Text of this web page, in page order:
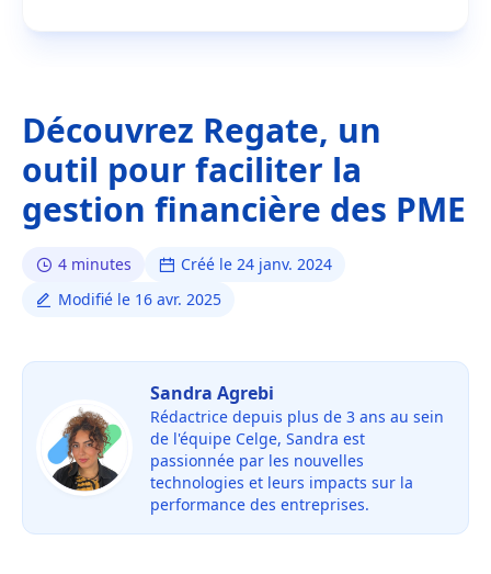
Découvrez Regate, un
outil pour faciliter la
gestion financière des PME
4 minutes
Créé le 24 janv. 2024
Modifié le 16 avr. 2025
Sandra Agrebi
Rédactrice depuis plus de 3 ans au sein
de l'équipe Celge, Sandra est
passionnée par les nouvelles
technologies et leurs impacts sur la
performance des entreprises.